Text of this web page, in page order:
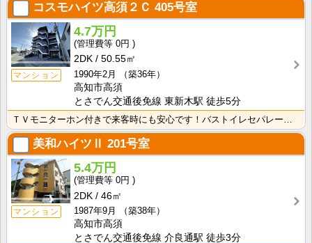
コスモハイツ高須２Ｃ 405号室
マンション
4.7万円
0円
2DK
50.55㎡
1990年2月
（築36年）
高知市高須
とさでん交通後免線 東新木駅 徒歩5分
美和ハイツⅡ 201号室
マンション
5.4万円
0円
2DK
46㎡
1987年9月
（築38年）
高知市高須
とさでん交通後免線 介良通駅 徒歩3分